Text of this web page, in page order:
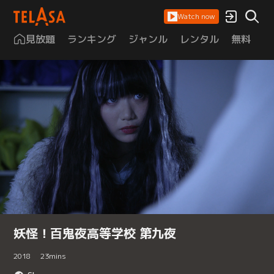
Watch now
見放題 ランキング ジャンル レンタル 無料
妖怪！百鬼夜高等学校 第九夜
2018 23mins